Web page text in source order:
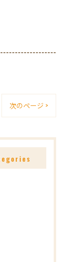
次のページ >